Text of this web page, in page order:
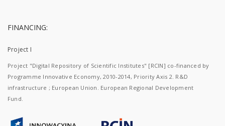
FINANCING:
Project I
Project "Digital Repository of Scientific Institutes" [RCIN] co-financed by
Programme Innovative Economy, 2010-2014, Priority Axis 2. R&D
infrastructure ; European Union. European Regional Development
Fund.